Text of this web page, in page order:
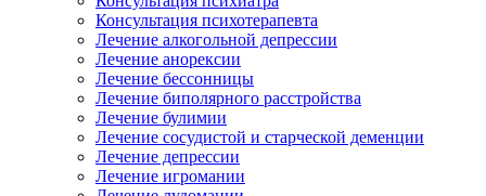
Консультация психотерапевта
Лечение алкогольной депрессии
Лечение анорексии
Лечение бессонницы
Лечение биполярного расстройства
Лечение булимии
Лечение сосудистой и старческой деменции
Лечение депрессии
Лечение игромании